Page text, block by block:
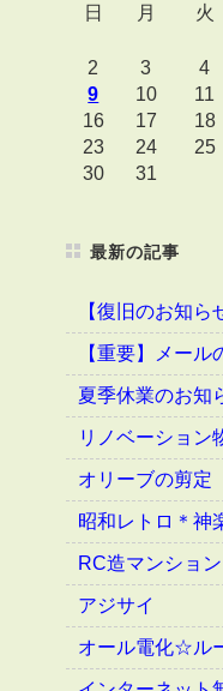
日
月 火
2
3 4
9
10 11
16
17 18
23
24 25
30
31
最新の記事
【復旧のお知
【重要】メール
夏季休業のお知
リノベーショ
オリーブの剪定
昭和レトロ＊神
RC造マンショ
アジサイ
オール電化☆ル